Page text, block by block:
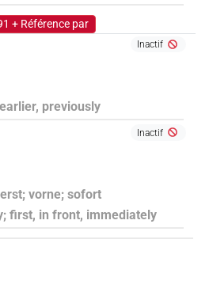
+ Référence par
Inactif
earlier, previously
Inactif
vorne; sofort
first, in front, immediately